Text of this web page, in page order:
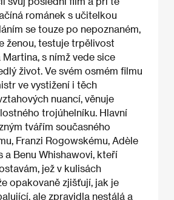
románek s učitelkou
se touze po nepoznaném,
ženou, testuje trpělivost
s nímž vede sice
život. Ve svém osmém filmu
ve vystižení i těch
nuancí, věnuje
trojúhelníku. Hlavní
tvářím současného
Franzi Rogowskému, Adèle
a Benu Whishawovi, kteří
jež v kulisách
opakovaně zjišťují, jak je
ale zpravidla nestálá a